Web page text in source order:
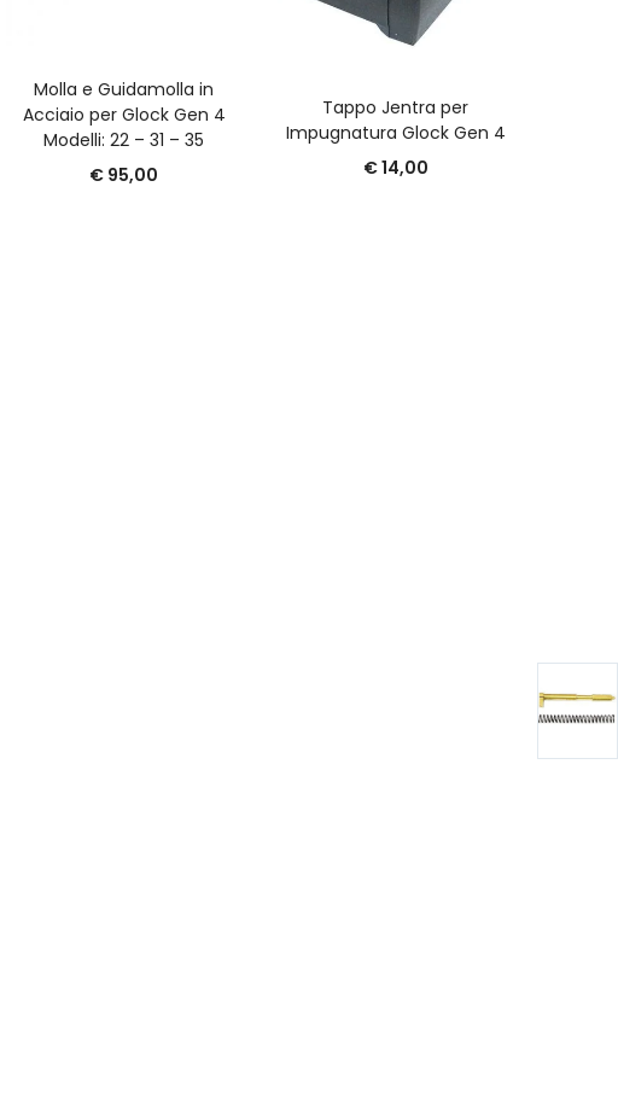
Molla e Guidamolla in
Acciaio per Glock Gen 4
Modelli: 22 – 31 – 35
€ 95,00
Tappo Jentra per
Impugnatura Glock Gen 4
€14,00